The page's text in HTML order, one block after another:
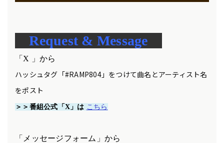
Request & Message
「X 」から
ハッシュタグ「#RAMP804」をつけて曲名とアーティスト名
をポスト
＞＞番組公式「X」は こちら
「メッセージフォーム」から